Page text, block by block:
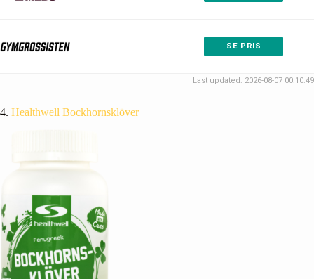
SE PRIS
Last updated: 2026-08-07 00:10:49
4. Healthwell Bockhornsklöver